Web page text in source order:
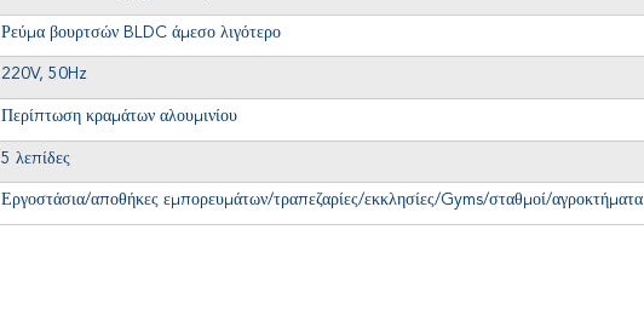
Ρεύμα βουρτσών BLDC άμεσο λιγότερο
220V, 50Hz
Περίπτωση κραμάτων αλουμινίου
5 λεπίδες
Εργοστάσια/αποθήκες εμπορευμάτων/τραπεζαρίες/εκκλησίες/Gyms/σταθμοί/αγροκτήματα